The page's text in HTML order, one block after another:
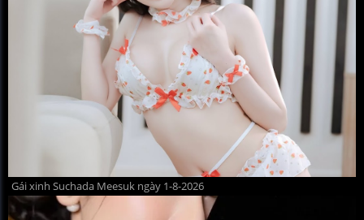
Gái xinh Suchada Meesuk ngày 1-8-2026